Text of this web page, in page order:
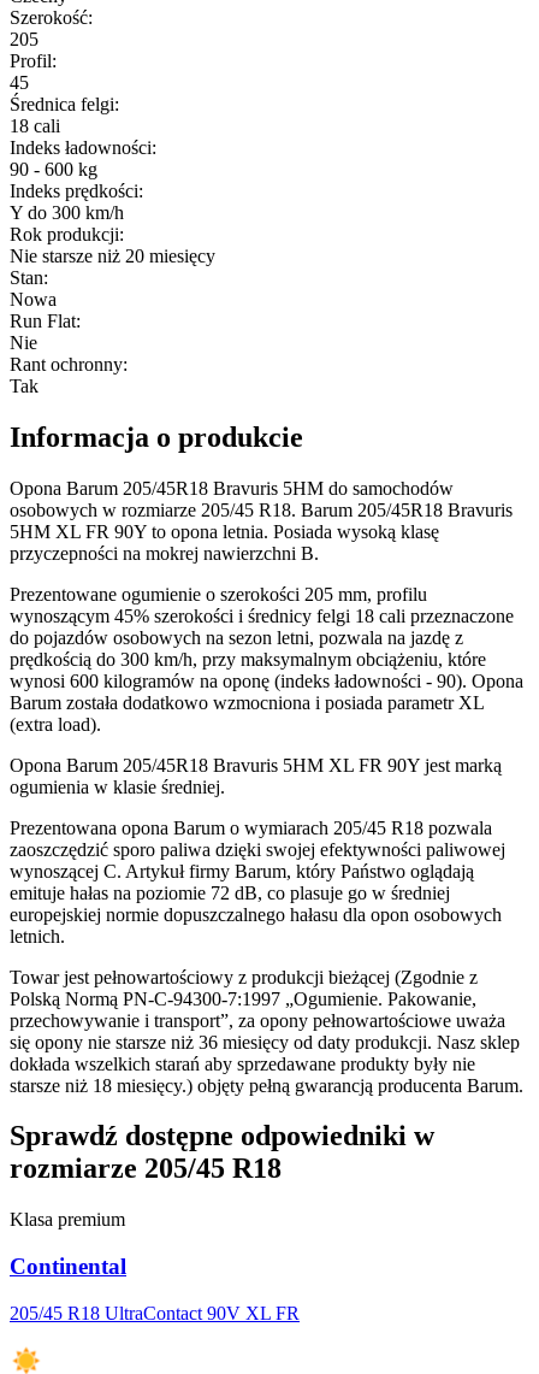
Szerokość:
205
Profil:
45
Średnica felgi:
18 cali
Indeks ładowności:
90 - 600 kg
Indeks prędkości:
Y do 300 km/h
Rok produkcji:
Nie starsze niż 20 miesięcy
Stan:
Nowa
Run Flat:
Nie
Rant ochronny:
Tak
Informacja o produkcie
Opona Barum 205/45R18 Bravuris 5HM do samochodów
osobowych w rozmiarze 205/45 R18. Barum 205/45R18 Bravuris
5HM XL FR 90Y to opona letnia. Posiada wysoką klasę
przyczepności na mokrej nawierzchni B.
Prezentowane ogumienie o szerokości 205 mm, profilu
wynoszącym 45% szerokości i średnicy felgi 18 cali przeznaczone
do pojazdów osobowych na sezon letni, pozwala na jazdę z
prędkością do 300 km/h, przy maksymalnym obciążeniu, które
wynosi 600 kilogramów na oponę (indeks ładowności - 90). Opona
Barum została dodatkowo wzmocniona i posiada parametr XL
(extra load).
Opona Barum 205/45R18 Bravuris 5HM XL FR 90Y jest marką
ogumienia w klasie średniej.
Prezentowana opona Barum o wymiarach 205/45 R18 pozwala
zaoszczędzić sporo paliwa dzięki swojej efektywności paliwowej
wynoszącej C. Artykuł firmy Barum, który Państwo oglądają
emituje hałas na poziomie 72 dB, co plasuje go w średniej
europejskiej normie dopuszczalnego hałasu dla opon osobowych
letnich.
Towar jest pełnowartościowy z produkcji bieżącej (Zgodnie z
Polską Normą PN-C-94300-7:1997 „Ogumienie. Pakowanie,
przechowywanie i transport”, za opony pełnowartościowe uważa
się opony nie starsze niż 36 miesięcy od daty produkcji. Nasz sklep
dokłada wszelkich starań aby sprzedawane produkty były nie
starsze niż 18 miesięcy.) objęty pełną gwarancją producenta Barum.
Sprawdź dostępne odpowiedniki w
rozmiarze 205/45 R18
Klasa premium
Continental
205/45 R18 UltraContact 90V XL FR